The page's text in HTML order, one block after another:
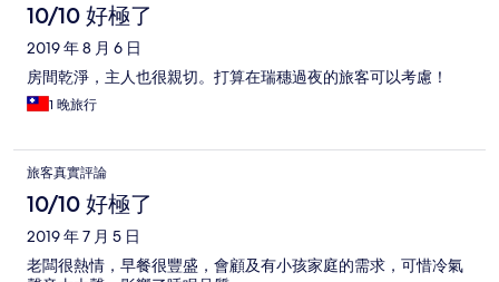
10/10 好極了
2019 年 8 月 6 日
房間乾淨，主人也很親切。打算在瑞穗過夜的旅客可以考慮！
1 晚旅行
旅客真實評論
10/10 好極了
2019 年 7 月 5 日
老闆很熱情，早餐很豐盛，會顧及有小孩家庭的需求，可惜冷氣